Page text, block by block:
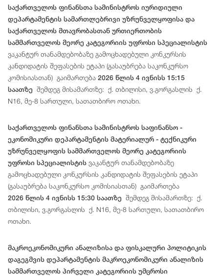
საქართველოს ფინანსთა სამინისტროს იურიდიული
დეპარტამენტის სამართლებრივი უზრუნველყოფისა და
საქართველოს მთავრობასთან ურთიერთობის
სამმართველოს მეორე კატეგორიის უფროსი სპეციალისტის
ვაკანტურ თანამდებობაზე გამოცხადებული კონკურსის
კანდიდატის შეფასების ეტაპი (გასაუბრება საკონკურსო
კომისიასთან) გაიმართება 2026 წლის 4 ივნისს 15:15
საათზე შემდეგ მისამართზე: ქ. თბილისი, ვ.გორგასლის ქ.
N16, მე-8 სართული, სათათბირო ოთახი.
საქართველოს ფინანსთა სამინისტროს საფინანსო -
ეკონომიკური დეპარტამენტის მატერიალურ - ტექნიკური
უზრუნველყოფის სამმართველოს მეორე კატეგორიის
უფროსი სპეციალისტის ვაკანტურ თანამდებობაზე
გამოცხადებული კონკურსის კანდიდატის შეფასების ეტაპი
(გასაუბრება საკონკურსო კომისიასთან) გაიმართება
2026 წლის 4 ივნისს 15:30 საათზე შემდეგ მისამართზე: ქ.
თბილისი, ვ.გორგასლის ქ. N16, მე-8 სართული, სათათბირო
ოთახი.
მაკროეკონომიკური ანალიზისა და ფისკალური პოლიტიკის
დაგეგმვის დეპარტამენტის მაკროეკონომიკური ანალიზის
სამმართველოს პირველი კატეგორიის უმცროსი